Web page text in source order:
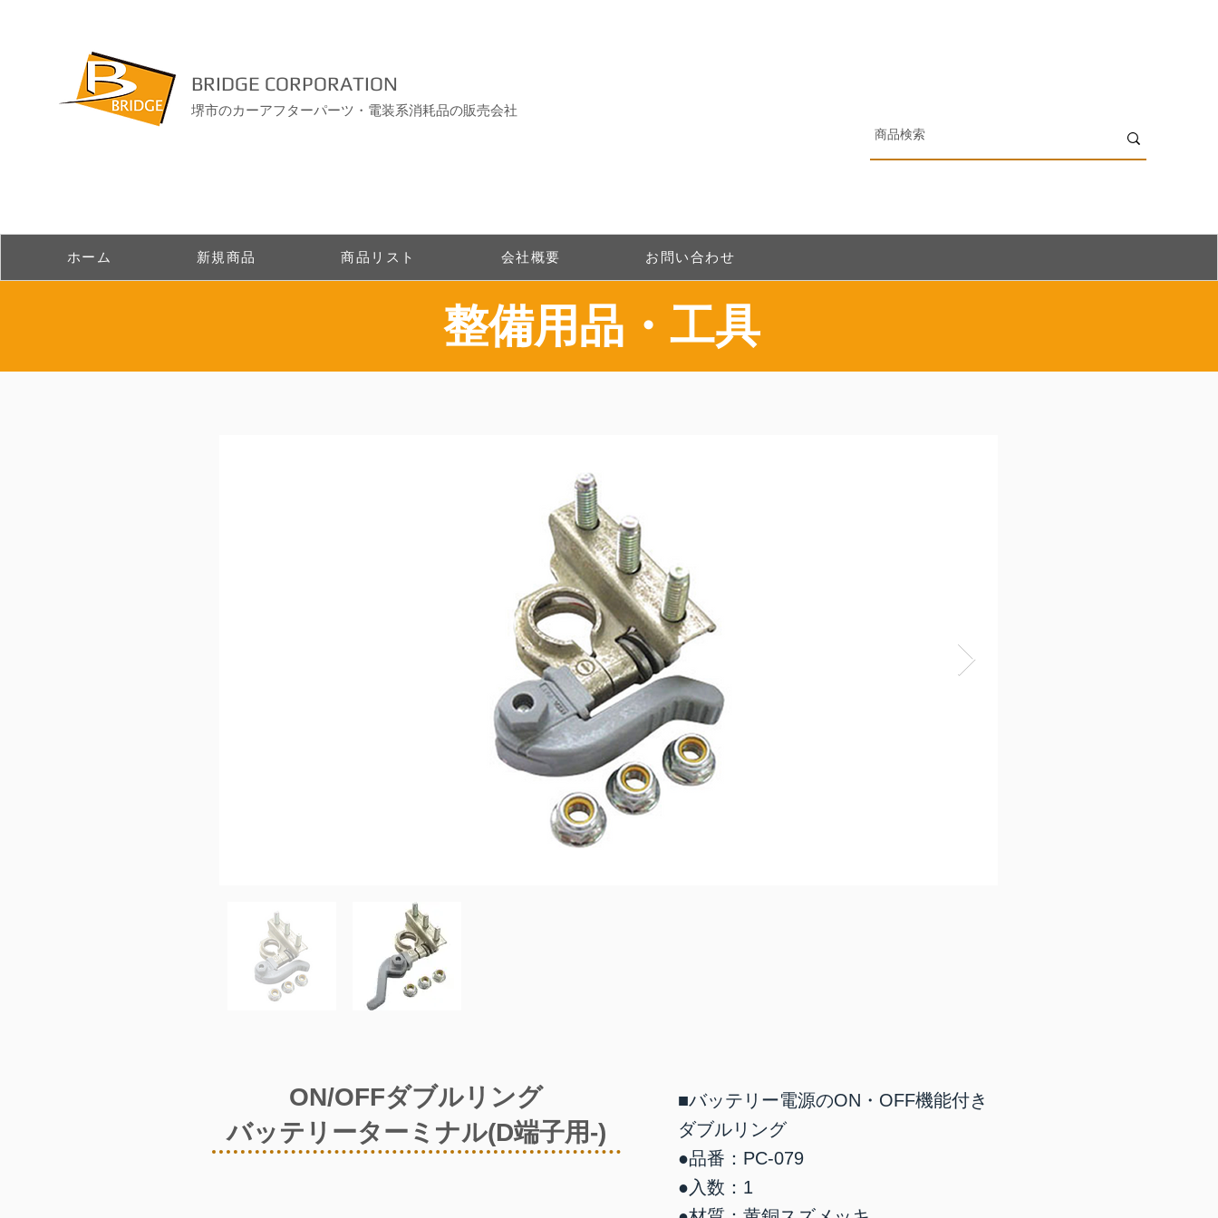
BRIDGE CORPORATION
堺市のカーアフターパーツ・電装系消耗品の販売会社
ホーム 新規商品 商品リスト 会社概要 お問い合わせ
整備用品・工具
ON/OFFダブルリング
バッテリーターミナル(D端子用-)
■バッテリー電源のON・OFF機能付き
ダブルリング
●品番：PC-079
●入数：1